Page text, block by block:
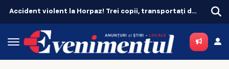
Accident violent la Horpaz! Trei copii, transportați de urgență la spital